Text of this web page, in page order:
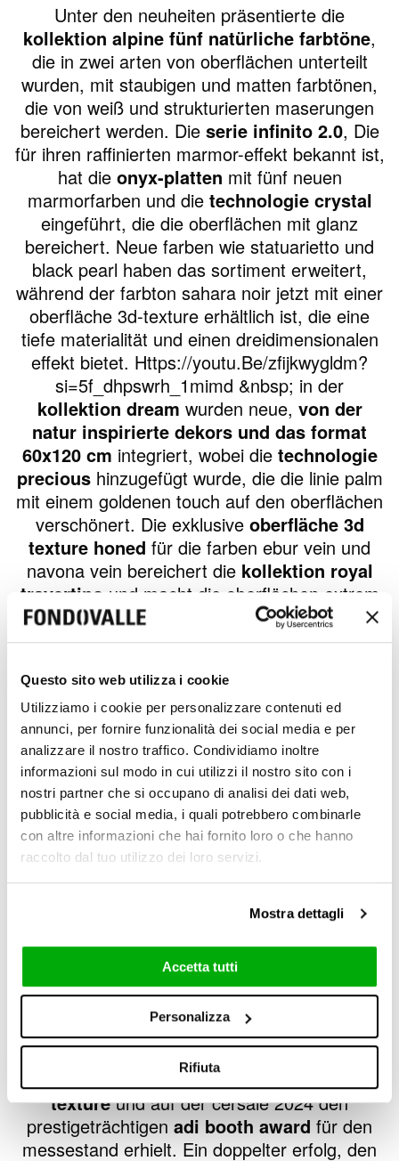
Questo sito web utilizza i cookie
Utilizziamo i cookie per personalizzare contenuti ed
annunci, per fornire funzionalità dei social media e per
analizzare il nostro traffico. Condividiamo inoltre
informazioni sul modo in cui utilizzi il nostro sito con i
nostri partner che si occupano di analisi dei dati web,
pubblicità e social media, i quali potrebbero combinarle
con altre informazioni che hai fornito loro o che hanno
raccolto dal tuo utilizzo dei loro servizi.
Mostra dettagli
Accetta tutti
Personalizza
Rifiuta
Unter den neuheiten präsentierte die
kollektion alpine fünf natürliche farbtöne,
die in zwei arten von oberflächen unterteilt
wurden, mit staubigen und matten farbtönen,
die von weiß und strukturierten maserungen
bereichert werden. Die serie infinito 2.0, Die
für ihren raffinierten marmor-effekt bekannt ist,
hat die onyx-platten mit fünf neuen
marmorfarben und die technologie crystal
eingeführt, die die oberflächen mit glanz
bereichert. Neue farben wie statuarietto und
black pearl haben das sortiment erweitert,
während der farbton sahara noir jetzt mit einer
oberfläche 3d-texture erhältlich ist, die eine
tiefe materialität und einen dreidimensionalen
effekt bietet. Https://youtu.Be/zfijkwygldm?
si=5f_dhpswrh_1mimd &nbsp; in der
kollektion dream wurden neue, von der
natur inspirierte dekors und das format
60x120 cm integriert, wobei die technologie
precioushinzugefügt wurde, die die linie palm
mit einem goldenen touch auf den oberflächen
verschönert. Die exklusive oberfläche 3d
texture honed für die farben ebur vein und
navona vein bereichert die kollektion royal
travertino und macht die oberflächen extrem
dreidimensional und taktil weich. Diegroßen
platten der serie mytop, die sich ideal für
maßgefertigte einrichtungselemente eignen,
wurden in neuen farben eingeführt, die von
marmor und edelsteinen inspiriert sind. Die
neuen hellen farbtöne meteor und thassos der
technologie crystal ergänzen die palette
infinito 2.0 Zusammen mit statuarietto und
black pearl. Neuigkeiten liegen auch für die
serie stone labin der luft, die negresco,
erffekt 3d texture noch realistischer
werden. Die kontinuierliche innovation von
ceramica fondovalle in forschung und
entwicklung hat außergewöhnliche erfolge
erzielt, die dazu geführt haben, dass das
unternehmen auf der messe tecna 2024 den
sonderpreis der tecnawards für das
produkt mytop stone lab nero zimbabwe 3d
textureund auf der cersaie 2024 den
prestigeträchtigen adi booth award für den
messestand erhielt. Ein doppelter erfolg, den